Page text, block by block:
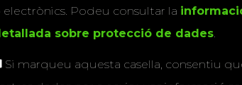
electrònics. Podeu consultar la
sobre protecció de dades.
Si marqueu aquesta casella, consentiu